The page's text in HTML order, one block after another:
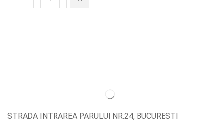
STRADA INTRAREA PARULUI NR.24, BUCURESTI